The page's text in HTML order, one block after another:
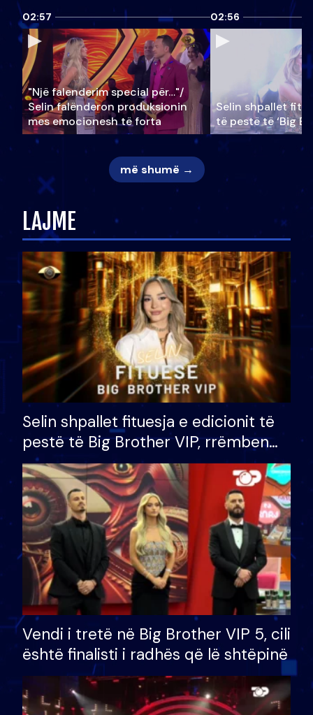
02:57
"Një falenderim special për…"/
Selin falënderon produksionin
mes emocionesh të forta
02:56
Selin shpallet
të pestë të ‘Big
më shumë →
LAJME
Selin shpallet fituesja e edicionit të
pestë të Big Brother VIP, rrëmben
çmimin e madh prej 100 mijë eurosh
Vendi i tretë në Big Brother VIP 5, cili
është finalisti i radhës që lë shtëpinë